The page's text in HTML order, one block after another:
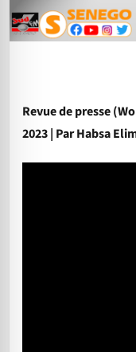
Revue de presse
2023 | Par Habsa